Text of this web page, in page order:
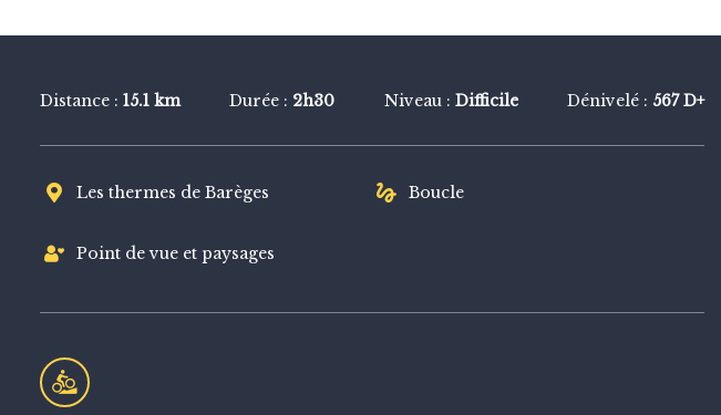
VTT
Distance : 15.1 km Durée : 2h30 Niveau : Difficile Dénivelé : 567 D+
Les thermes de Barèges Boucle
Point de vue et paysages